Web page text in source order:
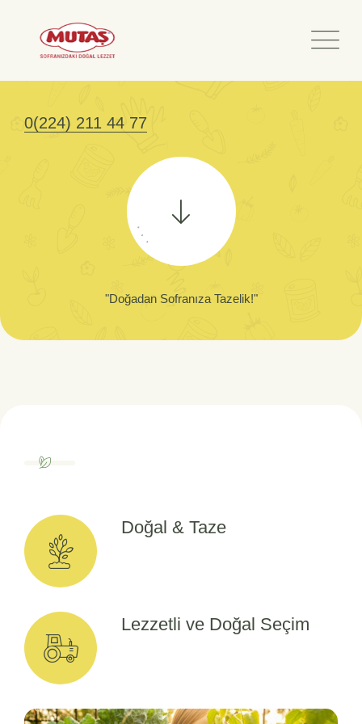
0(224) 211 44 77
..
"Doğadan Sofranıza Tazelik!"
Doğal & Taze
Lezzetli ve Doğal Seçim